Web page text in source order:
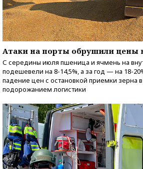
Атаки на порты обрушили цены
С середины июля пшеница и ячмень на
подешевели на 8-14,5%, а за год — на 18-
падение цен с остановкой приемки зерна
подорожанием логистики